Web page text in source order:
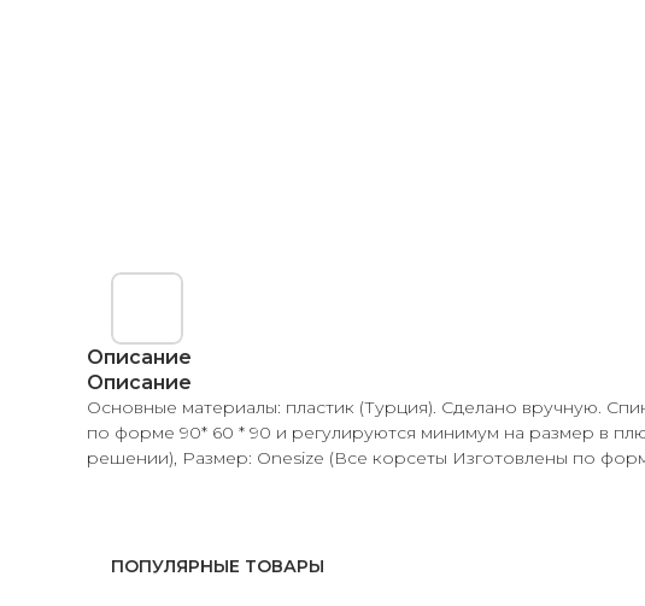
Описание
Описание
Основные материалы: пластик (Турция). Сделано вручную.
по форме 90* 60 * 90 и регулируются минимум на размер в
решении), Размер: Onesize (Все корсеты Изготовлены по
ПОПУЛЯРНЫЕ ТОВАРЫ